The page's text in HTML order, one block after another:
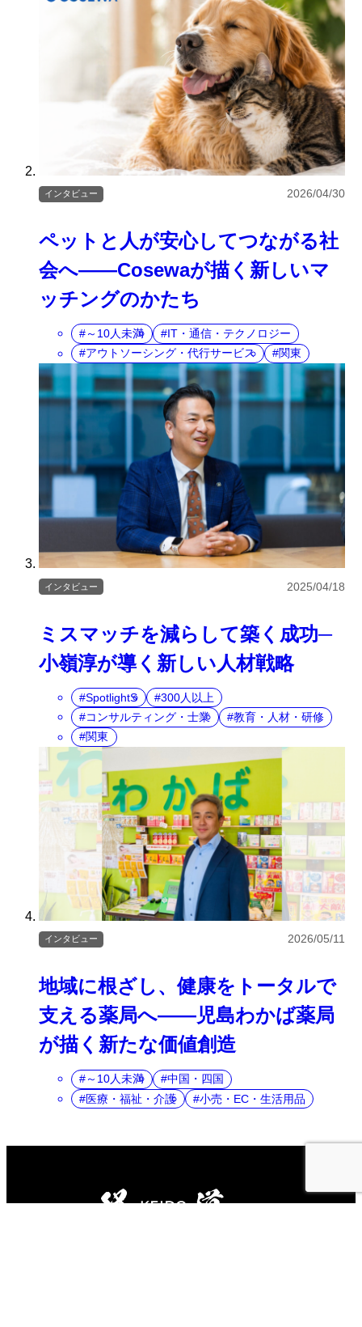
ペットと人が安心してつながる社
会へ――Cosewaが描く新しいマ
ッチングのかたち
インタビュー 2026/04/30
～10人未満
IT・通信・テクノロジー
アウトソーシング・代行サービス
関東
ミスマッチを減らして築く成功─
小嶺淳が導く新しい人材戦略
インタビュー 2025/04/18
SpotlightS
300人以上
コンサルティング・士業
教育・人材・研修
関東
地域に根ざし、健康をトータルで
支える薬局へ――児島わかば薬局
が描く新たな価値創造
インタビュー 2026/05/11
～10人未満
中国・四国
医療・福祉・介護
小売・EC・生活用品